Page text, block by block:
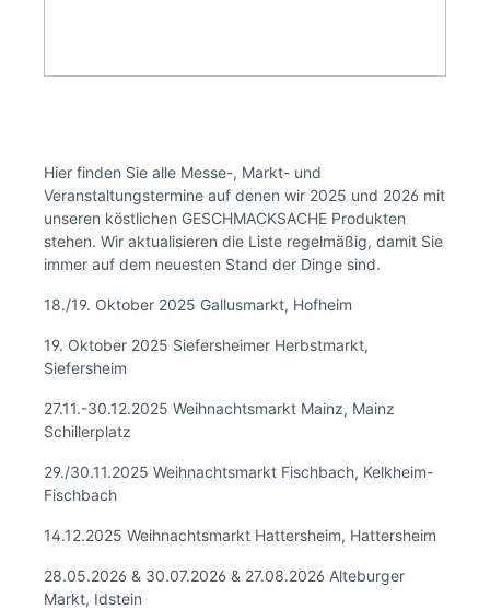
Hier finden Sie alle Messe-, Markt- und
Veranstaltungstermine auf denen wir 2025 und 2026 mit
unseren köstlichen GESCHMACKSACHE Produkten
stehen. Wir aktualisieren die Liste regelmäßig, damit Sie
immer auf dem neuesten Stand der Dinge sind.
18./19. Oktober 2025 Gallusmarkt, Hofheim
19. Oktober 2025 Siefersheimer Herbstmarkt,
Siefersheim
27.11.-30.12.2025 Weihnachtsmarkt Mainz, Mainz
Schillerplatz
29./30.11.2025 Weihnachtsmarkt Fischbach, Kelkheim-
Fischbach
14.12.2025 Weihnachtsmarkt Hattersheim, Hattersheim
28.05.2026 & 30.07.2026 & 27.08.2026 Alteburger
Markt, Idstein